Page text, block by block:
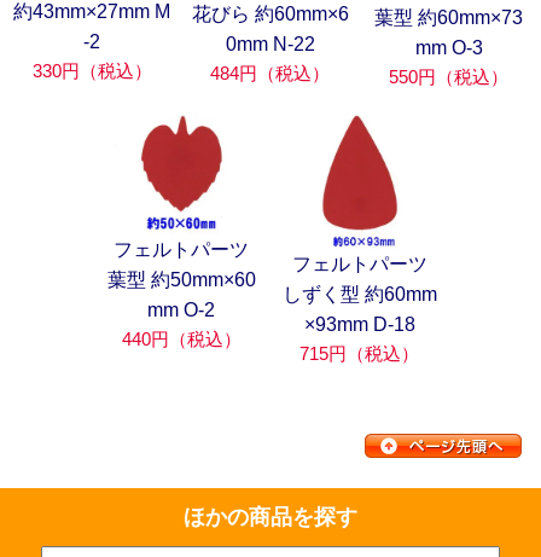
約43mm×27mm M
-2
330円（税込）
花びら 約60mm×6
0mm N-22
484円（税込）
葉型 約60mm×73
mm O-3
550円（税込）
フェルトパーツ
葉型 約50mm×60
mm O-2
440円（税込）
フェルトパーツ
しずく型 約60mm
×93mm D-18
715円（税込）
ほかの商品を探す